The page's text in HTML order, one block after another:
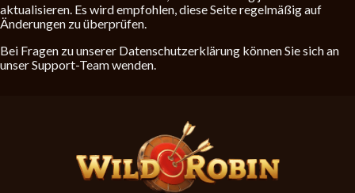
aktualisieren. Es wird empfohlen, diese Seite regelmäßig auf
Änderungen zu überprüfen.
Bei Fragen zu unserer Datenschutzerklärung können Sie sich an
unser Support-Team wenden.